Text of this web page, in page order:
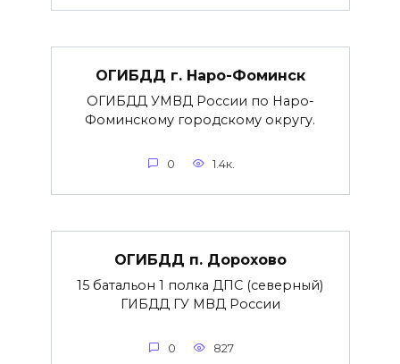
ОГИБДД г. Наро-Фоминск
ОГИБДД УМВД России по Наро-
Фоминскому городскому округу.
0 1.4к.
ОГИБДД п. Дорохово
15 батальон 1 полка ДПС (северный)
ГИБДД ГУ МВД России
0 827